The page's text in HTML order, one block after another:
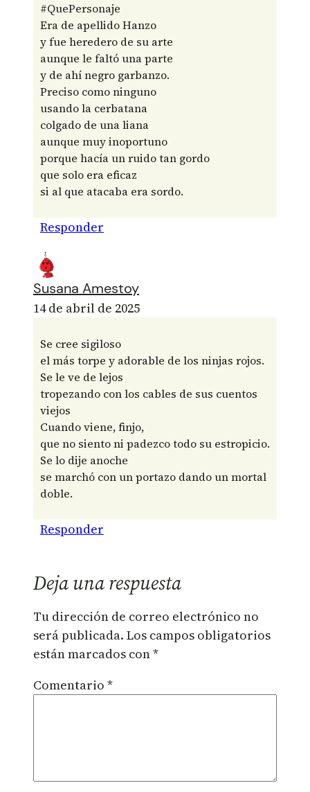
#QuePersonaje
Era de apellido Hanzo
y fue heredero de su arte
aunque le faltó una parte
y de ahí negro garbanzo.
Preciso como ninguno
usando la cerbatana
colgado de una liana
aunque muy inoportuno
porque hacía un ruido tan gordo
que solo era eficaz
si al que atacaba era sordo.
Responder
Susana Amestoy
14 de abril de 2025
Se cree sigiloso
el más torpe y adorable de los ninjas rojos.
Se le ve de lejos
tropezando con los cables de sus cuentos
viejos
Cuando viene, finjo,
que no siento ni padezco todo su estropicio.
Se lo dije anoche
se marchó con un portazo dando un mortal
doble.
Responder
Deja una respuesta
Tu dirección de correo electrónico no
será publicada. Los campos obligatorios
están marcados con*
Comentario *